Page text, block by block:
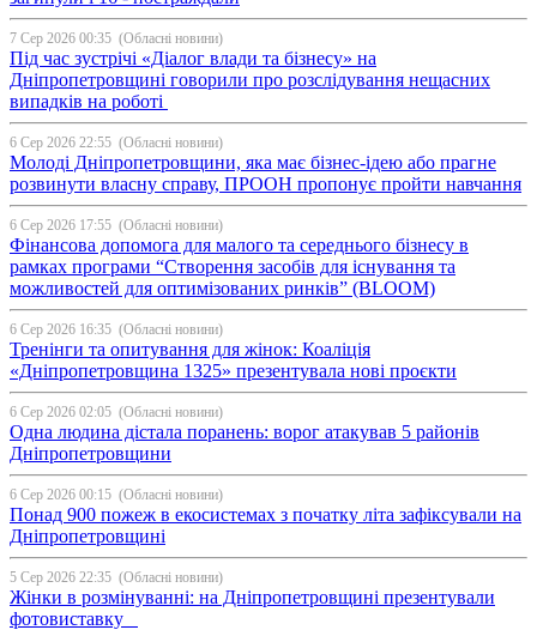
7 Сер 2026 00:35 (Обласні новини)
Під час зустрічі «Діалог влади та бізнесу» на
Дніпропетровщині говорили про розслідування нещасних
випадків на роботі
6 Сер 2026 22:55 (Обласні новини)
Молоді Дніпропетровщини, яка має бізнес-ідею або прагне
розвинути власну справу, ПРООН пропонує пройти навчання
6 Сер 2026 17:55 (Обласні новини)
Фінансова допомога для малого та середнього бізнесу в
рамках програми “Створення засобів для існування та
можливостей для оптимізованих ринків” (BLOOM)
6 Сер 2026 16:35 (Обласні новини)
Тренінги та опитування для жінок: Коаліція
«Дніпропетровщина 1325» презентувала нові проєкти
6 Сер 2026 02:05 (Обласні новини)
Одна людина дістала поранень: ворог атакував 5 районів
Дніпропетровщини
6 Сер 2026 00:15 (Обласні новини)
Понад 900 пожеж в екосистемах з початку літа зафіксували на
Дніпропетровщині
5 Сер 2026 22:35 (Обласні новини)
Жінки в розмінуванні: на Дніпропетровщині презентували
фотовиставку